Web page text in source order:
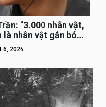
“3.000 nhân vật,
là nhân vật gắn bó
6, 2026